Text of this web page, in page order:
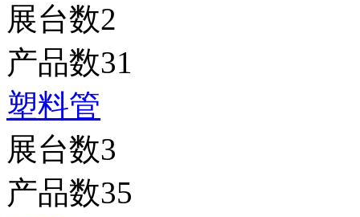
展台数2
产品数31
塑料管
展台数3
产品数35